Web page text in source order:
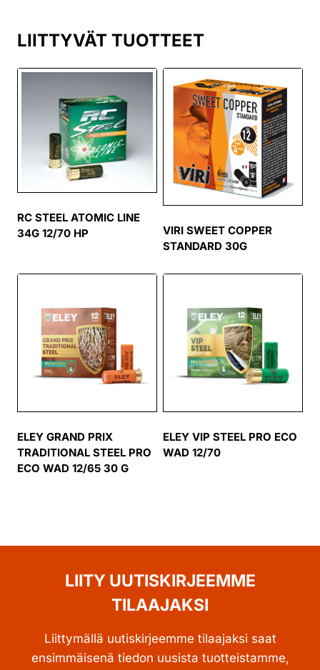
LIITTYVÄT TUOTTEET
RC STEEL ATOMIC LINE
34G 12/70 HP
VIRI SWEET COPPER
STANDARD 30G
ELEY GRAND PRIX
TRADITIONAL STEEL PRO
ECO WAD 12/65 30 G
ELEY VIP STEEL PRO ECO
WAD 12/70
LIITY UUTISKIRJEEMME
TILAAJAKSI
Liittymällä uutiskirjeemme tilaajaksi saat
ensimmäisenä tiedon uusista tuotteistamme,